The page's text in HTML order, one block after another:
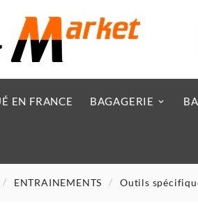
EN FRANCE BAGAGERIE
ENTRAINEMENTS Outils